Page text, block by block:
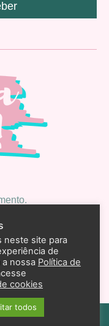
neste site para
de
a nossa Política de
cookies
todos